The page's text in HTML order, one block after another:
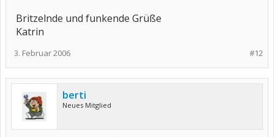
Britzelnde und funkende Grüße
Katrin
#12
3. Februar 2006
berti
Neues Mitglied